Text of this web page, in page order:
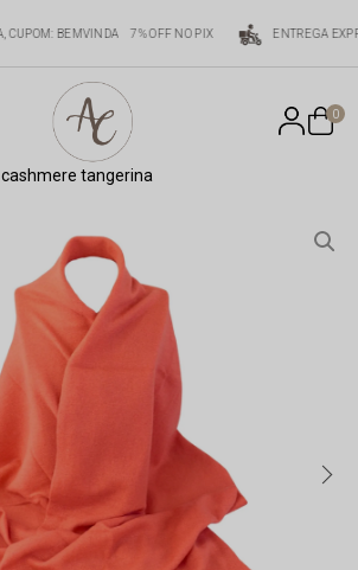
CUPOM: BEMVINDA 7% OFF NO PIX ENTREGA
0
cashmere tangerina